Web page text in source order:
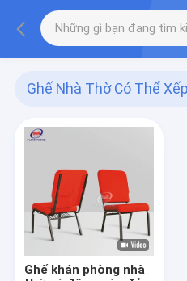
Ghế Nhà Thờ Có Thể
Ghế khán phòng nhà